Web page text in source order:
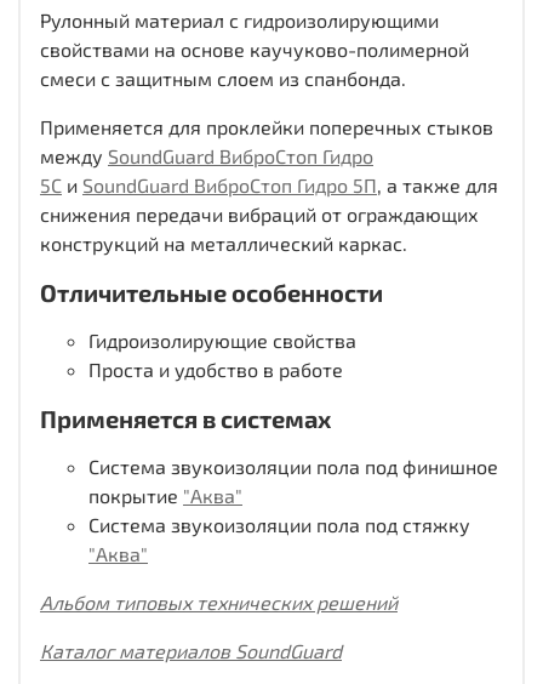
Рулонный материал с гидроизолирующими
свойствами на основе каучуково-полимерной
смеси с защитным слоем из спанбонда.
Применяется для проклейки поперечных стыков
между SoundGuard ВиброСтоп Гидро
5С и SoundGuard ВиброСтоп Гидро 5П, а также для
снижения передачи вибраций от ограждающих
конструкций на металлический каркас.
Отличительные особенности
Гидроизолирующие свойства
Проста и удобство в работе
Применяется в системах
Система звукоизоляции пола под финишное
покрытие "Аква"
Система звукоизоляции пола под стяжку
"Аква"
Альбом типовых технических решений
Каталог материалов SoundGuard